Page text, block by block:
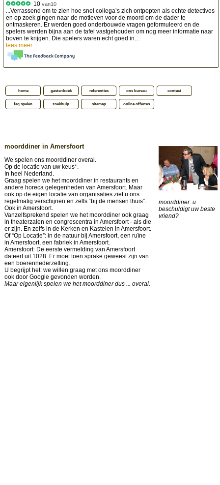
10van10
...Verrassend om te zien hoe snel collega’s zich ontpopten als echte detectives
en op zoek gingen naar de motieven voor de moord om de dader te
ontmaskeren. Er werden goed onderbouwde vragen geformuleerd en de
spelers werden bijna aan de tafel vastgehouden om nog meer informatie naar
boven te krijgen. Die spelers waren echt goed in...
lees meer
home gastenboek referenties ons bureau contact
faq spelen zoekhulp sitemap online offertes
moorddiner in Amersfoort
We spelen ons moorddiner overal.
Op de locatie van uw keus*.
In heel Nederland.
Graag spelen we het moorddiner in restaurants en
andere horeca gelegenheden van Amersfoort. Maar
ook op de eigen locatie van organisaties ziet u ons
regelmatig verschijnen en zelfs “bij de mensen thuis”.
Ook in Amersfoort.
Vanzelfsprekend spelen we het moorddiner ook graag
in theaterzalen en congrescentra in Amersfoort - als die
er zijn. En zelfs in de Kerken en Kastelen in Amersfoort.
Of “Op Locatie”: in de natuur bij Amersfoort, een ruïne
in Amersfoort, een fabriek in Amersfoort.
Amersfoort: De eerste vermelding van Amersfoort
dateert uit 1028. Er moet toen sprake geweest zijn van
een boerennederzetting.
U begrijpt het: we willen graag met ons moorddiner
ook door Google gevonden worden.
Maar eigenlijk spelen we het moorddiner dus ... overal.
moorddiner: u
beschuldigt uw beste
vriend?